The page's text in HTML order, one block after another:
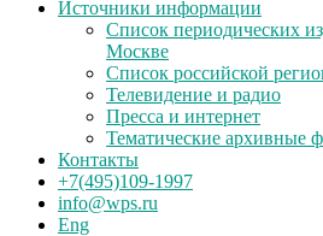
Источники информации
Список периодических
Москве
Список российской
Телевидение и радио
Пресса и интернет
Тематические архивные
Контакты
+7(495)109-1997
info@wps.ru
Eng